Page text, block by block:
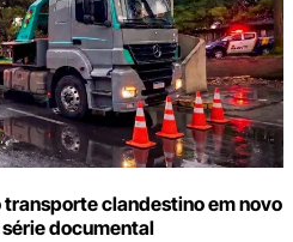
clandestino em novo
documental